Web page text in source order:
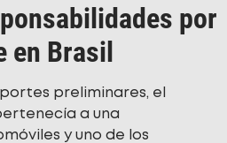
por
en Brasil
preliminares, el
a una
y uno de los